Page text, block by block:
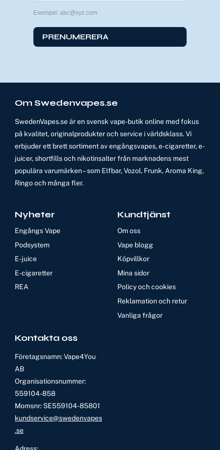
Exempel: abc@xyz.com
PRENUMERERA
Om Swedenvapes.se
SwedenVapes.se är en svensk vape-butik online med fokus
på kvalitet, originalprodukter och service i världsklass. Vi
erbjuder ett brett sortiment av engångsvapes, e-cigaretter, e-
juicer, shortfills och nikotinsalter från marknadens mest
populära varumärken – som Elfbar, Vozol, Frunk, Aroma King,
Ringo och många fler.
Nyheter
Engångs Vape
Podsystem
E-juice
E-cigaretter
REA
Kundtjänst
Om oss
Vape blogg
Köpvillkor
Mina sidor
Policy och cookies
Reklamation och retur
Vanliga frågor
Kontakta oss
Företagsnamn: Vape4You
AB
Organisationsnummer:
559104-858
Momsnr: SE559104-85801
kundservice@swedenvapes
.se
Adress: